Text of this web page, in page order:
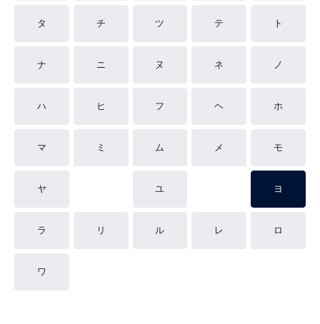
タ チ ツ テ ト
ナ ニ ヌ ネ ノ
ハ ヒ フ ヘ ホ
マ ミ ム メ モ
ヤ ユ ヨ
ラ リ ル レ ロ
ワ